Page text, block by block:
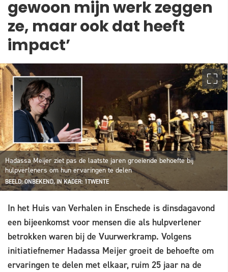
gewoon mijn werk zeggen
ze, maar ook dat heeft
impact’
Hadassa Meijer ziet pas de laatste jaren groeiende behoefte bij
hulpverleners om hun ervaringen te delen
BEELD: ONBEKEND, IN KADER: 1TWENTE
In het Huis van Verhalen in Enschede is dinsdagavond
een bijeenkomst voor mensen die als hulpverlener
betrokken waren bij de Vuurwerkramp. Volgens
initiatiefnemer Hadassa Meijer groeit de behoefte om
ervaringen te delen met elkaar, ruim 25 jaar na de